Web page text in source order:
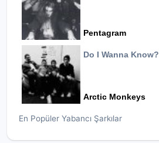
Pentagram
Do I Wanna Know?
Arctic Monkeys
En Popüler Yabancı Şarkılar